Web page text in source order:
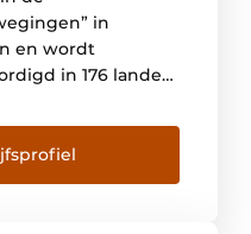
in
en wordt
in 176 landen.
betrouwbare
pneumatische
van Festo is om
in staat te